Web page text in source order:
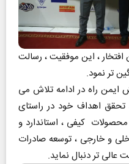
، این موفقیت ، رسالت
تر نمود.
ایمن راه در ادامه تلاش می
تحقق اهداف خود در راستای
محصولات کیفی ، استاندارد و
و خارجی ، توسعه صادرات
تر دنبال نماید.